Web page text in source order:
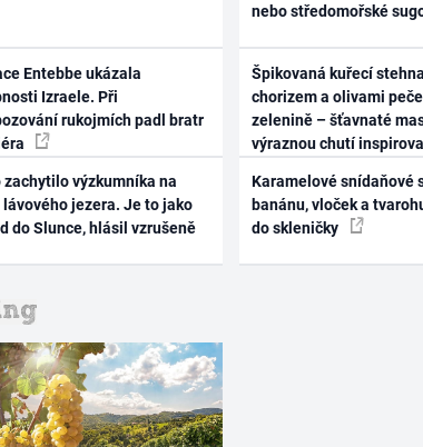
Entebbe ukázala
Izraele. Při
rukojmích padl bratr
zachytilo výzkumníka na
jezera. Je to jako
do Slunce, hlásil vzrušeně
nebo středomořské
Špikovaná kuřecí
chorizem a olivami
zelenině – šťavnaté
výraznou chutí
Karamelové snídaňové
banánu, vloček a
do skleničky